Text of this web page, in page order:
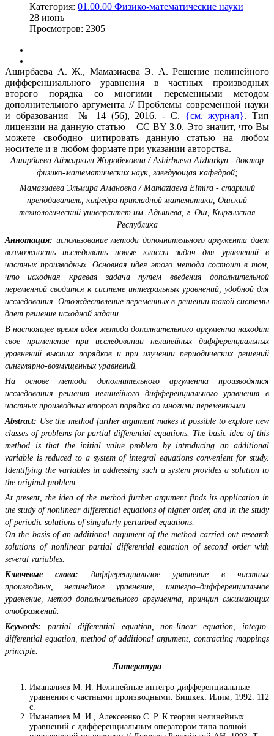
Категория: 01.00.00 Физико-математические науки
28 июнь
Просмотров: 2305
Аширбаева А. Ж., Мамазиаева Э. А. Решение нелинейного
дифференциального уравнения в частных производных
второго порядка со многими переменными методом
дополнительного аргумента // Проблемы современной науки
и образования № 14 (56), 2016. - С. {см. журнал}. Тип
лицензии на данную статью – CC BY 3.0. Это значит, что Вы
можете свободно цитировать данную статью на любом
носителе и в любом формате при указании авторства.
Аширбаева Айжаркын Жоробековна / Ashirbaeva Aizharkyn - доктор
физико-математических наук, заведующая кафедрой;
Мамазиаева Эльмира Амановна / Mamaziaeva Elmira - старший
преподаватель, кафедра прикладной математики, Ошский
технологический университет им. Адышева, г. Ош, Кыргызская
Республика
Аннотация: использование метода дополнительного аргумента дает
возможность исследовать новые классы задач для уравнений в
частных производных. Основная идея этого метода состоит в том,
что исходная краевая задача путем введения дополнительной
переменной сводится к системе интегральных уравнений, удобной для
исследования. Отождествление переменных в решении такой системы
дает решение исходной задачи.
В настоящее время идея метода дополнительного аргумента находит
свое применение при исследовании нелинейных дифференциальных
уравнений высших порядков и при изучении периодических решений
сингулярно-возмущенных уравнений.
На основе метода дополнительного аргумента производятся
исследования решения нелинейного дифференциального уравнения в
частных производных второго порядка со многими переменными.
Abstract: Use the method further argument makes it possible to explore new
classes of problems for partial differential equations. The basic idea of this
method is that the initial value problem by introducing an additional
variable is reduced to a system of integral equations convenient for study.
Identifying the variables in addressing such a system provides a solution to
the original problem..
At present, the idea of the method further argument finds its application in
the study of nonlinear differential equations of higher order, and in the study
of periodic solutions of singularly perturbed equations.
On the basis of an additional argument of the method carried out research
solutions of nonlinear partial differential equation of second order with
several variables.
Ключевые слова: дифференциальное уравнение в частных
производных, нелинейное уравнение, интегро–дифференциальное
уравнение, метод дополнительного аргумента, принцип сжимающих
отображений.
Keywords: partial differential equation, non-linear equation, integro-
differential equation, method of additional argument, contracting mappings
principle.
Литература
Иманалиев М. И. Нелинейные интегро-дифференциальные
уравнения с частными производными. Бишкек: Илим, 1992. 112
с.
Иманалиев М. И., Алексеенко С. Р. К теории нелинейных
уравнений с дифференциальным оператором типа полной